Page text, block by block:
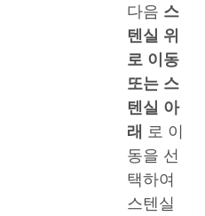
다음 스
텐실 위
로 이동
또는 스
텐실 아
래 로 이
동을 선
택하여
스텐실